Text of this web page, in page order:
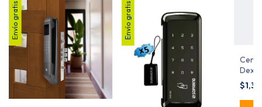
Envío gratis Envío gratis
BT